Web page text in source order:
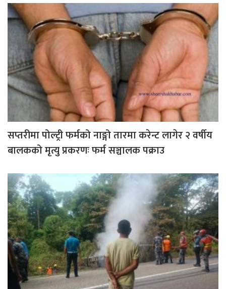
सप्तरीमा पोल्ट्री फर्मको नाङ्गो तारमा करेन्ट लागेर २ वर्षीय
बालकको मृत्यु प्रकरणः फर्म सञ्चालक पक्राउ